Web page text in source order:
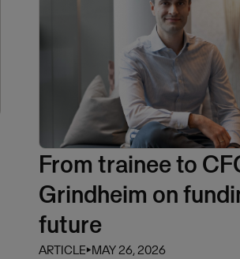
From trainee to
Grindheim on
future
ARTICLE⏵MAY 26, 2026